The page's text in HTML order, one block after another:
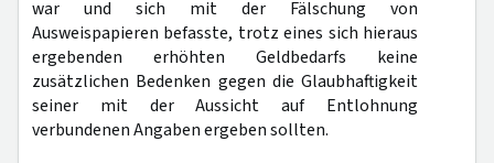
war und sich mit der Fälschung von
Ausweispapieren befasste, trotz eines sich hieraus
ergebenden erhöhten Geldbedarfs keine
zusätzlichen Bedenken gegen die Glaubhaftigkeit
seiner mit der Aussicht auf Entlohnung
verbundenen Angaben ergeben sollten.